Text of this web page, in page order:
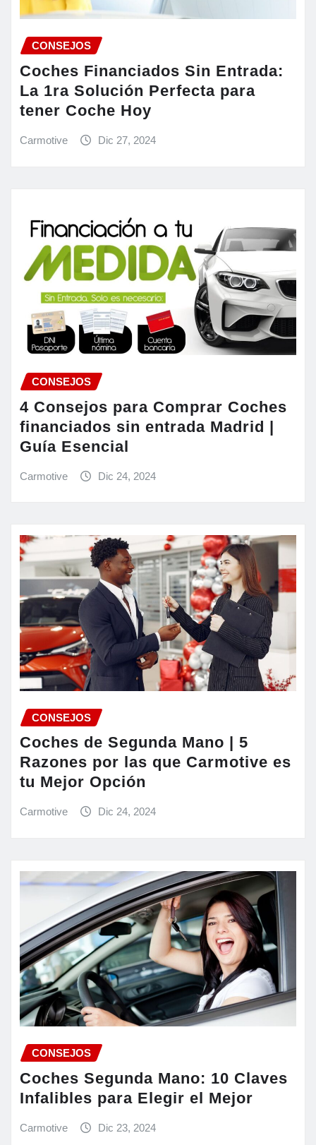
CONSEJOS
Coches Financiados Sin Entrada:
La 1ra Solución Perfecta para
tener Coche Hoy
Carmotive Dic 27, 2024
CONSEJOS
4 Consejos para Comprar Coches
financiados sin entrada Madrid |
Guía Esencial
Carmotive Dic 24, 2024
CONSEJOS
Coches de Segunda Mano | 5
Razones por las que Carmotive es
tu Mejor Opción
Carmotive Dic 24, 2024
CONSEJOS
Coches Segunda Mano: 10 Claves
Infalibles para Elegir el Mejor
Carmotive Dic 23, 2024